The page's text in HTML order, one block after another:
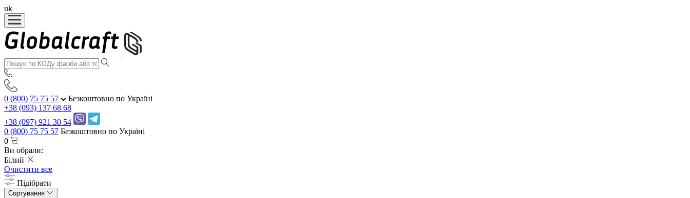
uk
0 (800) 75 75 57
Безкоштовно по Україні
+38 (093) 137 68 68
+38 (097) 921 30 54
0 (800) 75 75 57 Безкоштовно по Україні
0
Ви обрали:
Білий
Очистити все
Підібрати
Сортування